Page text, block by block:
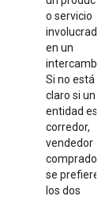
o servicio
involucrado
en un
intercambio.
Si no está
claro si una
entidad es
corredor,
vendedor o
comprador,
se prefieren
los dos